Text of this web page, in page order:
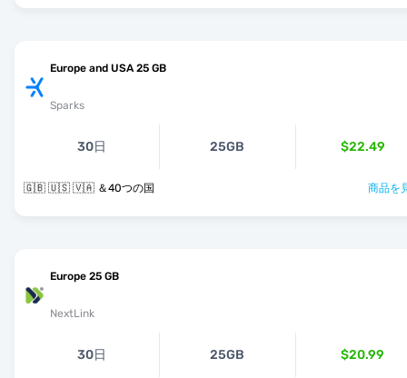
Europe and USA 25 GB
Sparks
30日 25GB $22.49
🇬🇧 🇺🇸 🇻🇦 ＆40つの国 商品を
Europe 25 GB
NextLink
30日 25GB $20.99